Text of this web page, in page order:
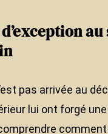
pas arrivée au
lui ont forgé
comment